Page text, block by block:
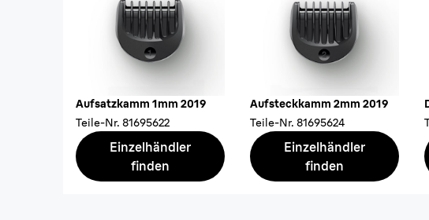
Aufsatzkamm 1mm 2019
Teile-Nr. 81695622
Einzelhändler
finden
Aufsteckkamm 2mm 2019
Teile-Nr. 81695624
Einzelhändler
finden